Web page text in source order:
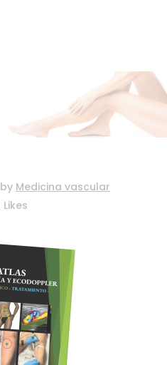
by Medicina vascular
Likes